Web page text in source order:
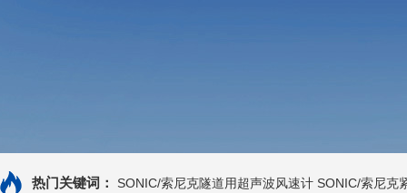
热门关键词： SONIC/索尼克隧道用超声波风速计 SONIC/索尼克